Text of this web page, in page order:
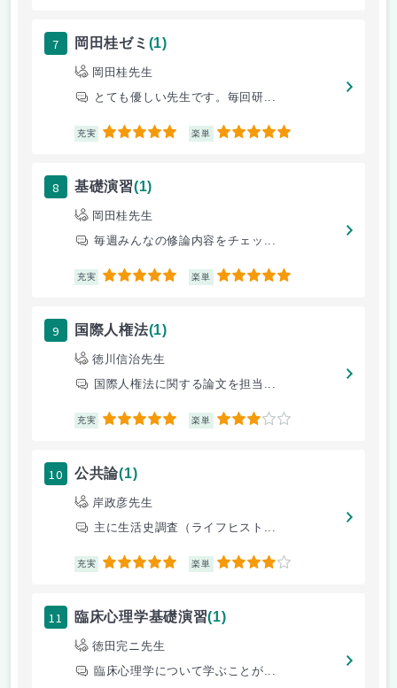
7 岡田桂ゼミ (1)
岡田桂先生
とても優しい先生です。毎回研...
充実 5 楽単 5
8 基礎演習(1)
岡田桂先生
毎週みんなの修論内容をチェッ...
充実 5 楽単 5
9 国際人権法(1)
徳川信治先生
国際人権法に関する論文を担当...
充実 5 楽単 3
10 公共論(1)
岸政彦先生
主に生活史調査（ライフヒスト...
充実 5 楽単 4
11 臨床心理学基礎演習(1)
徳田完ニ先生
臨床心理学について学ぶことが...